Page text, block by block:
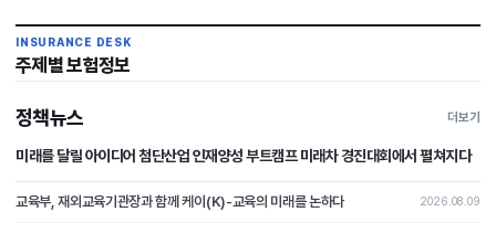
INSURANCE DESK
주제별 보험정보
정책뉴스 더보기
미래를 달릴 아이디어 첨단산업 인재양성 부트캠프 미래차 경진대회에서 펼쳐지다
교육부, 재외교육기관장과 함께 케이(K)-교육의 미래를 논하다 2026.08.09